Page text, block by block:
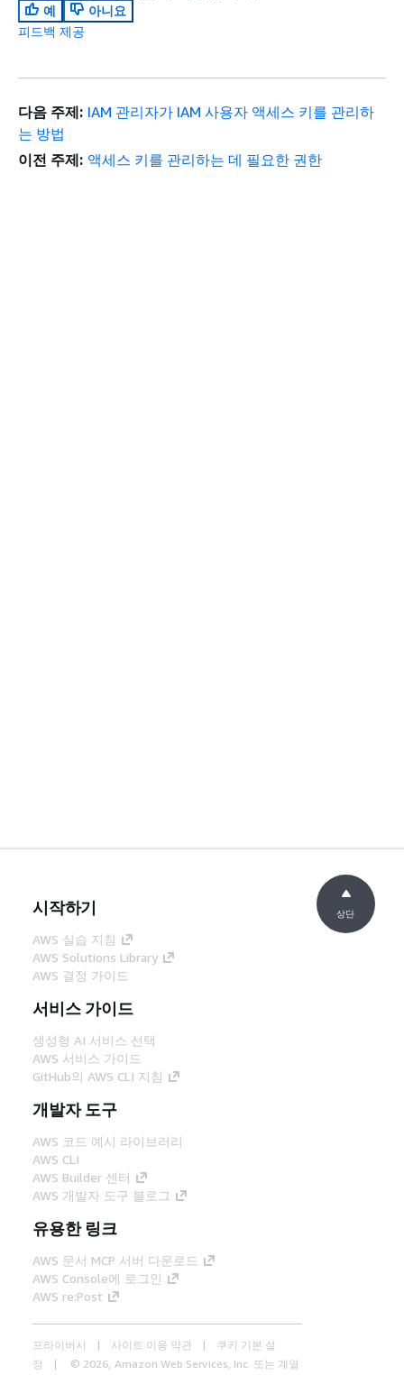
예
아니요
피드백 제공
다음 주제: IAM 관리자가 IAM 사용자 액세스 키를 관리하
는 방법
이전 주제: 액세스 키를 관리하는 데 필요한 권한
시작하기
AWS 실습 지침
AWS Solutions Library
AWS 결정 가이드
서비스 가이드
생성형 AI 서비스 선택
AWS 서비스 가이드
GitHub의 AWS CLI 지침
개발자 도구
AWS 코드 예시 라이브러리
AWS CLI
AWS Builder 센터
AWS 개발자 도구 블로그
유용한 링크
AWS 문서 MCP 서버 다운로드
AWS Console에 로그인
AWS re:Post
프라이버시 사이트 이용 약관
쿠키 기본 설
정
© 2026, Amazon Web Services, Inc. 또는 계열
상단